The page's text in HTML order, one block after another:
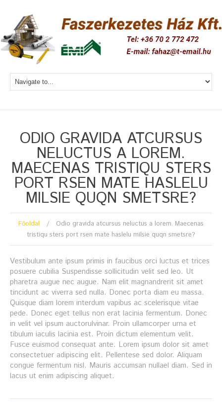
ODIO GRAVIDA ATCURSUS
NELUCTUS A LOREM.
MAECENAS TRISTIQU STERS
PORT RSEN MATE HASLELU
MILSIE QUQN SMETSRE?
Főoldal
Odio gravida atcursus neluctus a lorem. Maecenas
tristiqu sters port rsen mate haslelu milsie quqn smetsre?
Vestibulum ante ipsum primis in faucibus orci luctus et trices
posuere cubilia Suspendisse sollicitudin velit sed leo. Ut
pharetra augue nec augue. Nam elit magnandrerit sit amet
tincidunt ac viverra sed nulla. Donec porta diam eu massa.
Quisque diam lorem interdum vapibus ac scelerisque vitae
pede. Donec eget tellus non erat lacinia fermentum. Donec
in velit vel ipsum auctorulvinar. Proin ullamcorper urna et
tibulum iaculis lacinia est. Proin dictum elementum velit.
Fusce euismod consequat ante. Lorem ipsum dolor sit amet
consectetuer adipiscing elit. Pellentese sed dolor. Aliquam
congue fermentum nisl. Mauris accumsan nullael diam. Sed in
lacus ut enim adipiscing aliquet.